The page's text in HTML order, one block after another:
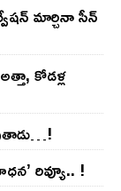
మార్చినా సీన్
కోడ‌ళ్ల
రివ్యూ.. !